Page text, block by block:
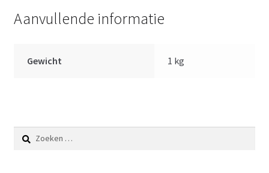
Aanvullende informatie
Gewicht 1 kg
Zoeken
naar: